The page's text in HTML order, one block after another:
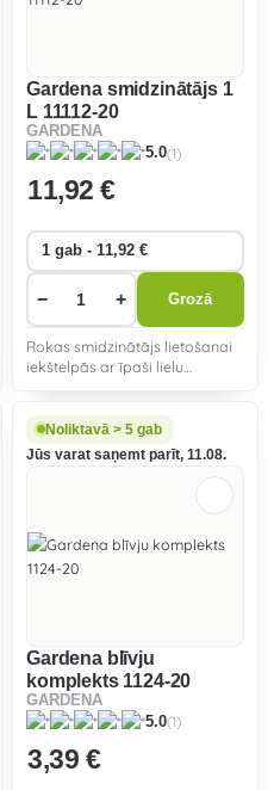
Gardena smidzinātājs 1
L 11112-20
GARDENA
5.0(1)
11,92 €
− + Grozā
Rokas smidzinātājs lietošanai
iekštelpās ar īpaši lielu
Noliktavā > 5 gab
Jūs varat saņemt parīt, 11.08.
Gardena blīvju
komplekts 1124-20
GARDENA
5.0(1)
3,39 €